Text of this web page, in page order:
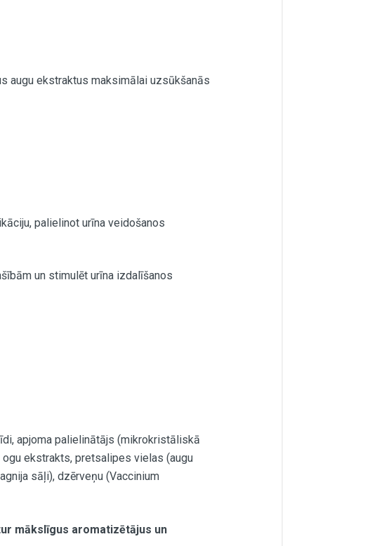
ekstraktus maksimālai uzsūkšanās
palielinot urīna veidošanos
un stimulēt urīna izdalīšanos
apjoma palielinātājs (mikrokristāliskā
ekstrakts, pretsalipes vielas (augu
sāļi), dzērveņu (Vaccinium
mākslīgus aromatizētājus un